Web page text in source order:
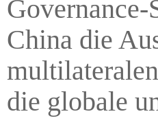
China die
die globale